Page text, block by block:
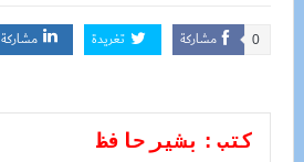
مشاركة 0 تغريدة مشاركة
كتب : بشير حافظ